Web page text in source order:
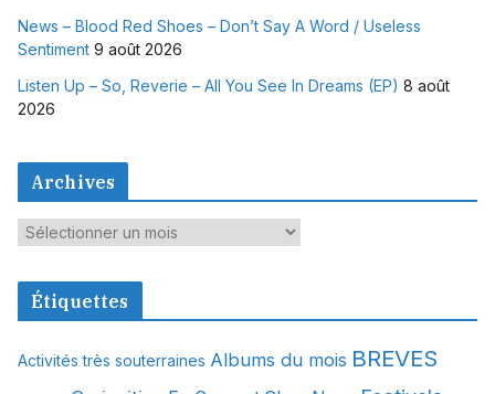
News – Blood Red Shoes – Don’t Say A Word / Useless
Sentiment 9 août 2026
Listen Up – So, Reverie – All You See In Dreams (EP) 8 août
2026
Archives
A
c
v
Étiquettes
Activités très souterraines Albums du mois BREVES